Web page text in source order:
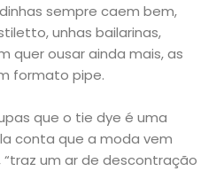
sempre caem bem,
unhas bailarinas,
quer ousar ainda mais, as
formato pipe.
que o tie dye é uma
conta que a moda vem
um ar de descontração